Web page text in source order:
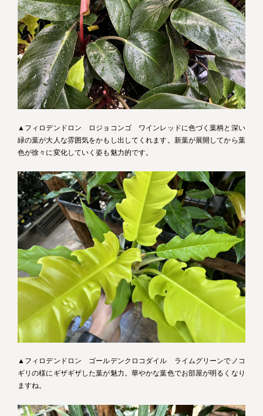
▲フィロデンドロン ロジョコンゴ ワインレッドに色づく葉柄と深い
緑の葉が大人な雰囲気をかもし出してくれます。新葉が展開してから葉
色が徐々に変化していく姿も魅力的です。
▲フィロデンドロン ゴールデンクロコダイル ライムグリーンでノコ
ギリの様にギザギザした葉が魅力。華やかな葉色でお部屋が明るくなり
ますね。